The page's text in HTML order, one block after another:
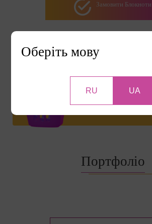
Замовити Блокноти
Портфоліо
Оберіть мову
RU UA